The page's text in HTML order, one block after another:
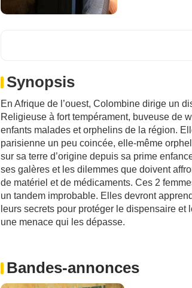
Synopsis
En Afrique de l’ouest, Colombine dirige un
Religieuse à fort tempérament, buveuse de
enfants malades et orphelins de la région.
parisienne un peu coincée, elle-même
sur sa terre d’origine depuis sa prime
ses galères et les dilemmes que doivent
de matériel et de médicaments. Ces 2
un tandem improbable. Elles devront
leurs secrets pour protéger le dispensaire
une menace qui les dépasse.
Bandes-annonces